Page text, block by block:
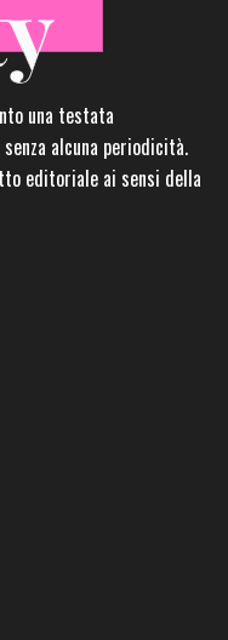
una testata
alcuna periodicità.
editoriale ai sensi della